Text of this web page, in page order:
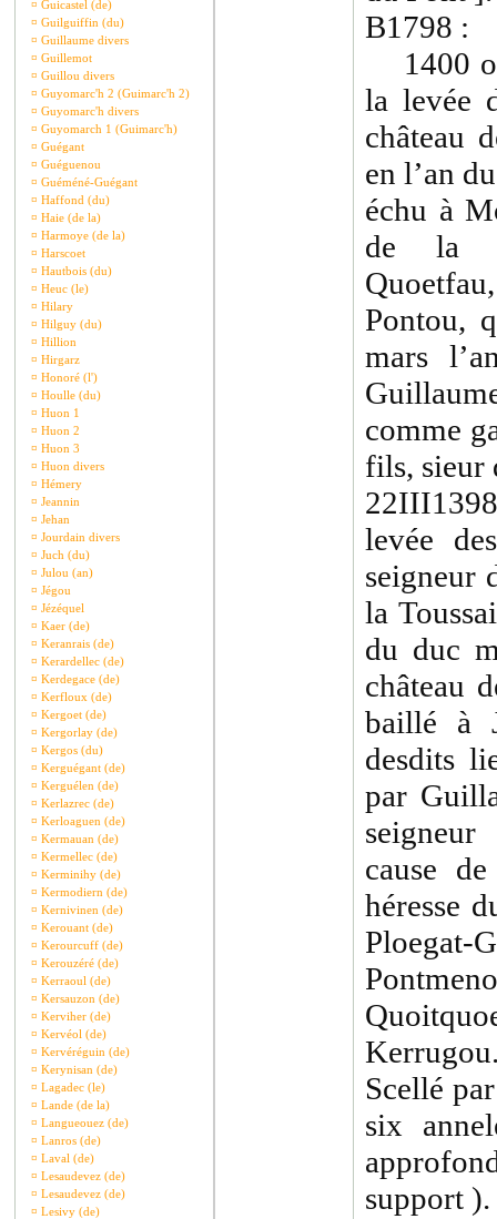
¤ Guicastel (de)
¤ Guilguiffin (du)
¤ Guillaume divers
¤ Guillemot
¤ Guillou divers
¤ Guyomarc'h 2 (Guimarc'h 2)
¤ Guyomarc'h divers
¤ Guyomarch 1 (Guimarc'h)
¤ Guégant
¤ Guéguenou
¤ Guéméné-Guégant
¤ Haffond (du)
¤ Haie (de la)
¤ Harmoye (de la)
¤ Harscoet
¤ Hautbois (du)
¤ Heuc (le)
¤ Hilary
¤ Hilguy (du)
¤ Hillion
¤ Hirgarz
¤ Honoré (l')
¤ Houlle (du)
¤ Huon 1
¤ Huon 2
¤ Huon 3
¤ Huon divers
¤ Hémery
¤ Jeannin
¤ Jehan
¤ Jourdain divers
¤ Juch (du)
¤ Julou (an)
¤ Jégou
¤ Jézéquel
¤ Kaer (de)
¤ Keranrais (de)
¤ Kerardellec (de)
¤ Kerdegace (de)
¤ Kerfloux (de)
¤ Kergoet (de)
¤ Kergorlay (de)
¤ Kergos (du)
¤ Kerguégant (de)
¤ Kerguélen (de)
¤ Kerlazrec (de)
¤ Kerloaguen (de)
¤ Kermauan (de)
¤ Kermellec (de)
¤ Kerminihy (de)
¤ Kermodiern (de)
¤ Kernivinen (de)
¤ Kerouant (de)
¤ Kerourcuff (de)
¤ Kerouzéré (de)
¤ Kerraoul (de)
¤ Kersauzon (de)
¤ Kerviher (de)
¤ Kervéol (de)
¤ Kervéréguin (de)
¤ Kerynisan (de)
¤ Lagadec (le)
¤ Lande (de la)
¤ Langueouez (de)
¤ Lanros (de)
¤ Laval (de)
¤ Lesaudevez (de)
¤ Lesaudevez (de)
¤ Lesivy (de)
B1798 :
1400
la levée
château
en l’an
échu à
de la
Pontou,
mars
comme
fils, sieur
levée
seigneur
la
du duc
château
baillé à
desdits
par
cause
héresse
Scellé
six
support ).